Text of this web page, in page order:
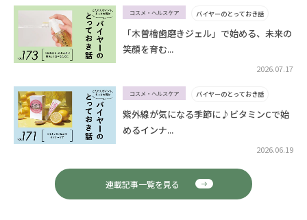
コスメ・ヘルスケア
2026.07.17
「木曽檜歯磨きジェル」で始める、未来の
笑顔を育む...
バイヤーのとっておき話
コスメ・ヘルスケア
2026.06.19
紫外線が気になる季節に♪ビタミンCで始
めるインナ...
バイヤーのとっておき話
連載記事一覧を見る